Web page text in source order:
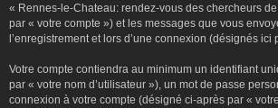
« Rennes-le-Chateau: rendez-vous des chercheurs
par « votre compte ») et les messages que vous
l’enregistrement et lors d’une connexion (désignés ici
Votre compte contiendra au minimum un identifiant
par « votre nom d’utilisateur »), un mot de passe
connexion à votre compte (désigné ci-après par «